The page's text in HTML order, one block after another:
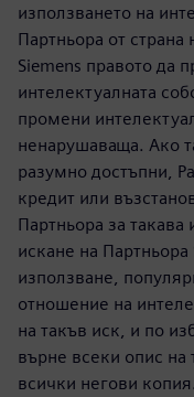
използването на
Партньора от
Siemens правото да
интелектуалната
промени
ненарушаваща. Ако
разумно достъпни,
кредит или
Партньора за такава
искане на
използване,
отношение на
на такъв иск, и по
върне всеки опис на
всички негови